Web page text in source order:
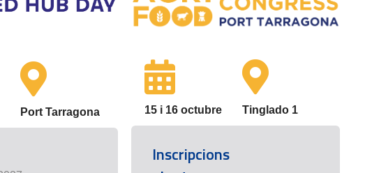
Port Tarragona 15 i 16 octubre Tinglado 1
Inscripcions